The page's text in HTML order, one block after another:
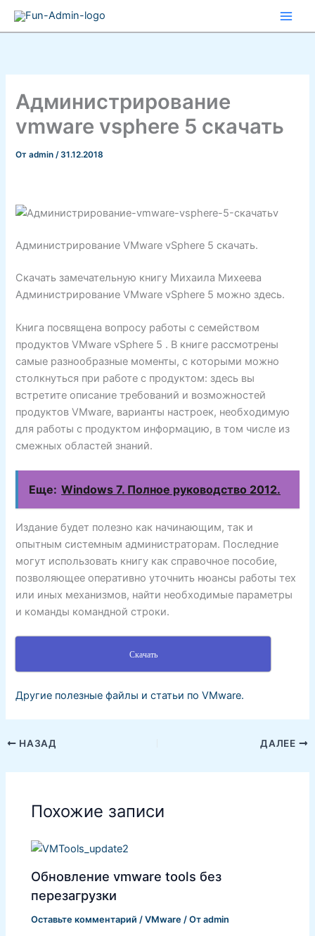
Перейти
Администрирование
vmware vsphere 5 скачать
Отadmin/31.12.2018
Администрирование VMware vSphere 5 скачать.
Скачать замечательную книгу Михаила Михеева
Администрирование VMware vSphere 5 можно здесь.
Книга посвящена вопросу работы с семейством
продуктов VMware vSphere 5 . В книге рассмотрены
самые разнообразные моменты, с которыми можно
столкнуться при работе с продуктом: здесь вы
встретите описание требований и возможностей
продуктов VMware, варианты настроек, необходимую
для работы с продуктом информацию, в том числе из
смежных областей знаний.
Еще: Windows 7. Полное руководство 2012.
Издание будет полезно как начинающим, так и
опытным системным администраторам. Последние
могут использовать книгу как справочное пособие,
позволяющее оперативно уточнить нюансы работы тех
или иных механизмов, найти необходимые параметры
и команды командной строки.
Скачать
Другие полезные файлы и статьи по VMware.
НАЗАД ДАЛЕЕ
Похожие записи
Обновление vmware tools без
перезагрузки
Оставьте комментарий /VMware / Отadmin